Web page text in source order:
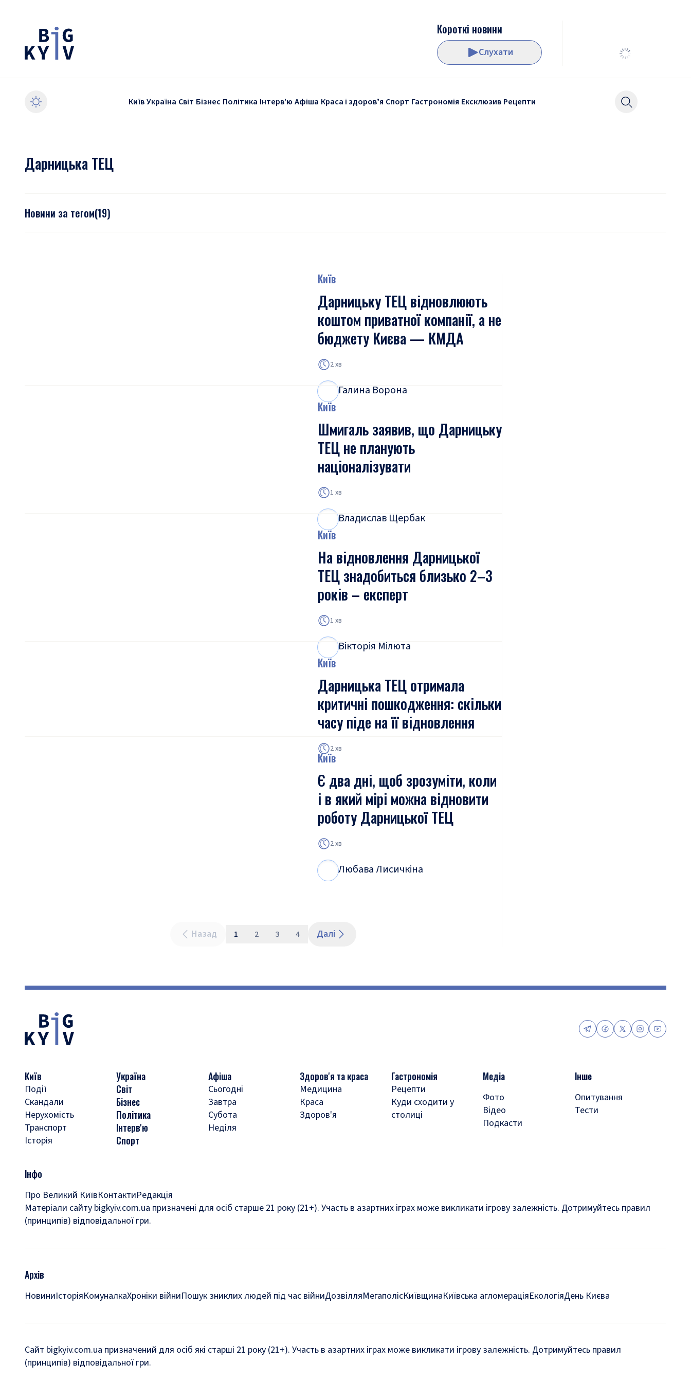
Короткі новини
Слухати
КиївУкраїна Світ Бізнес Політика Інтерв'ю Афіша Краса і здоровʼя Спорт Гастрономія Ексклюзив Рецепти
Дарницька ТЕЦ
Новини за тегом(19)
Київ
Дарницьку ТЕЦ відновлюють
коштом приватної компанії, а не
бюджету Києва — КМДА
2 хв
Галина Ворона
Київ
Шмигаль заявив, що Дарницьку
ТЕЦ не планують
націоналізувати
1 хв
Владислав Щербак
Київ
На відновлення Дарницької
ТЕЦ знадобиться близько 2–3
років – експерт
1 хв
Вікторія Мілюта
Київ
Дарницька ТЕЦ отримала
критичні пошкодження: скільки
часу піде на її відновлення
2 хв
Київ
Є два дні, щоб зрозуміти, коли
і в який мірі можна відновити
роботу Дарницької ТЕЦ
2 хв
Любава Лисичкіна
Назад 1 2 3 4 Далі
Київ
Події
Скандали
Нерухомість
Транспорт
Історія
Україна
Світ
Бізнес
Політика
Інтерв'ю
Спорт
Афіша
Сьогодні
Завтра
Субота
Неділя
Здоров'я та краса
Медицина
Краса
Здоров'я
Гастрономія
Рецепти
Куди сходити у
столиці
Медіа
Фото
Відео
Подкасти
Інше
Опитування
Тести
Інфо
Про Великий КиївКонтактиРедакція
Матеріали сайту bigkyiv.com.ua призначені для осіб старше 21 року (21+). Участь в азартних іграх може викликати ігрову залежність. Дотримуйтесь правил
(принципів) відповідальної гри.
Архів
НовиниІсторіяКомуналкаХроніки війниПошук зниклих людей під час війниДозвілляМегаполісКиївщинаКиївська агломераціяЕкологіяДень Києва
Сайт bigkyiv.com.ua призначений для осіб які старші 21 року (21+). Участь в азартних іграх може викликати ігрову залежність. Дотримуйтесь правил
(принципів) відповідальної гри.